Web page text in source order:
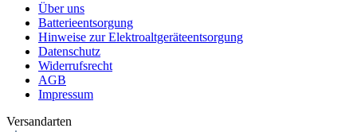
Über uns
Batterieentsorgung
Hinweise zur Elektroaltgeräteentsorgung
Datenschutz
Widerrufsrecht
AGB
Impressum
Versandarten